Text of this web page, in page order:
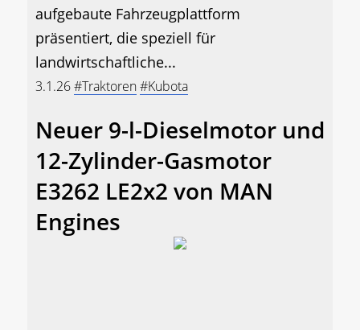
aufgebaute Fahrzeugplattform
präsentiert, die speziell für
landwirtschaftliche...
3.1.26#Traktoren#Kubota
Neuer 9-l-Dieselmotor und
12-Zylinder-Gasmotor
E3262 LE2x2 von MAN
Engines